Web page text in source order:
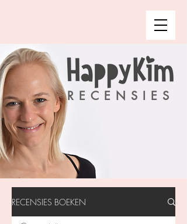
RECENSIES
RECENSIES BOEKEN